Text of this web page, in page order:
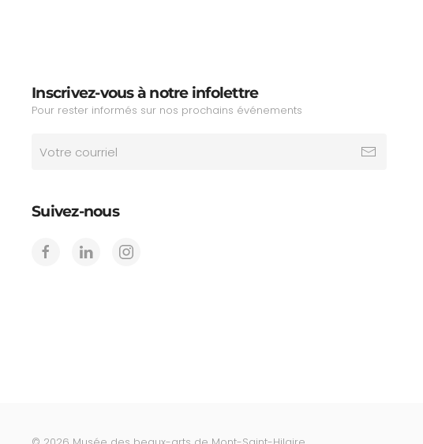
Inscrivez-vous à notre infolettre
Pour rester informés sur nos prochains événements
Suivez-nous